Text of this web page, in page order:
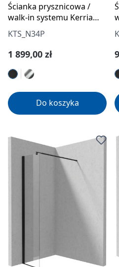
Ścianka prysznicowa /
walk-in systemu Kerria
Plus 140 cm
KTS_N34P
Cena regularna:
1 899,00 zł
Do koszyka